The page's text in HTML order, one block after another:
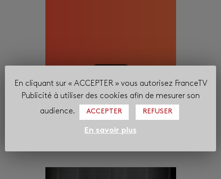
La Newsletter : Nouvelle saison 2026-
2027 | Les temps forts de…
24 juillet 2026
Delphine Ernotte Cunci Présidente-directrice générale de
En cliquant sur « ACCEPTER » vous autorisez FranceTV
Publicité à utiliser des cookies afin de mesurer son
audience.
ACCEPTER REFUSER
En savoir plus